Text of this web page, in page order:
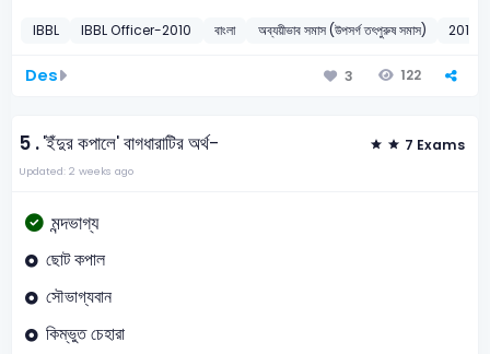
IBBL IBBL Officer-2010 বাংলা অব্যয়ীভাব সমাস (উপসর্গ তৎপুরুষ সমাস) 2010
Des 3 122
5 .'ইঁদুর কপালে' বাগধারাটির অর্থ- 7 Exams
Updated: 2 weeks ago
মন্দভাগ্য
ছোট কপাল
সৌভাগ্যবান
কিম্ভুত চেহারা